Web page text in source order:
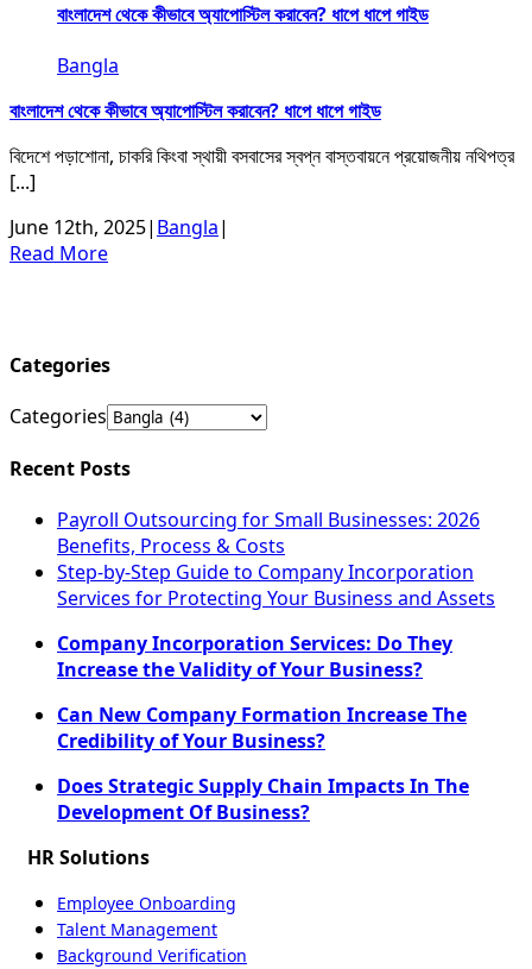
বাংলাদেশ থেকে কীভাবে অ্যাপোস্টিল করাবেন? ধাপে ধাপে গাইড
Bangla
বাংলাদেশ থেকে কীভাবে অ্যাপোস্টিল করাবেন? ধাপে ধাপে গাইড
বিদেশে পড়াশোনা, চাকরি কিংবা স্থায়ী বসবাসের স্বপ্ন বাস্তবায়নে প্রয়োজনীয় নথিপত্র
[...]
June 12th, 2025| Bangla|
Read More
Categories
Categories
Recent Posts
Payroll Outsourcing for Small Businesses: 2026
Benefits, Process & Costs
Step-by-Step Guide to Company Incorporation
Services for Protecting Your Business and Assets
Company Incorporation Services: Do They
Increase the Validity of Your Business?
Can New Company Formation Increase The
Credibility of Your Business?
Does Strategic Supply Chain Impacts In The
Development Of Business?
HR Solutions
Employee Onboarding
Talent Management
Background Verification